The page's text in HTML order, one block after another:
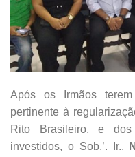
Após os Irmãos
pertinente à
Rito Brasileiro, e
investidos, o Sob.’. Ir..